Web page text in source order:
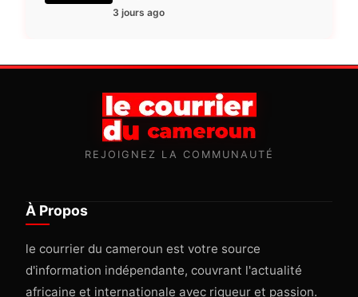
3 jours ago
REJOIGNEZ LA COMMUNAUTÉ
À Propos
le courrier du cameroun est votre source
d'information indépendante, couvrant l'actualité
africaine et internationale avec rigueur et passion.